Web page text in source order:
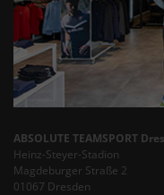
ABSOLUTE TEAMSPORT
Heinz-Steyer-Stadion
Magdeburger Straße 2
01067 Dresden